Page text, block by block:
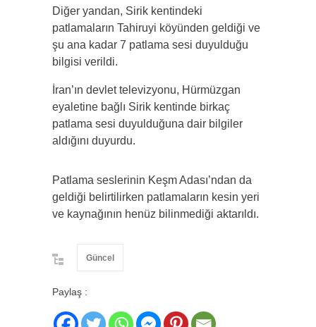
Diğer yandan, Sirik kentindeki
patlamaların Tahiruyi köyünden geldiği ve
şu ana kadar 7 patlama sesi duyulduğu
bilgisi verildi.
İran’ın devlet televizyonu, Hürmüzgan
eyaletine bağlı Sirik kentinde birkaç
patlama sesi duyulduğuna dair bilgiler
aldığını duyurdu.
Patlama seslerinin Keşm Adası’ndan da
geldiği belirtilirken patlamaların kesin yeri
ve kaynağının henüz bilinmediği aktarıldı.
Güncel
Paylaş :